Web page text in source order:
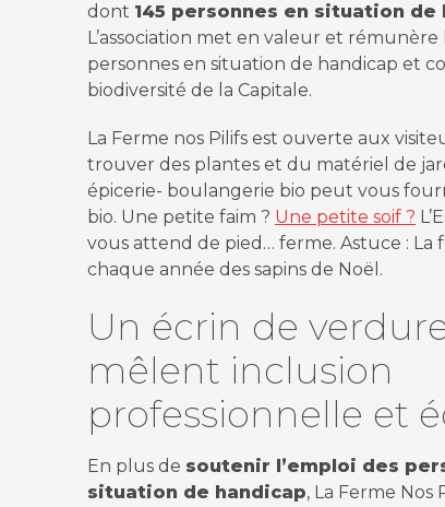
dont 145 personnes en situation de
L’association met en valeur et
personnes en situation de handicap et
biodiversité de la Capitale.
La Ferme nos Pilifs est ouverte aux
trouver des plantes et du matériel de
épicerie- boulangerie bio peut vous
bio. Une petite faim ? Une petite soif ?
vous attend de pied… ferme. Astuce : La
chaque année des sapins de Noël.
Un écrin de
mêlent inclusion
professionnelle et
En plus de soutenir l’emploi des
situation de handicap, La Ferme Nos